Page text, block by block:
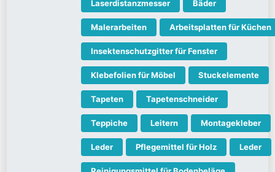
Laserdistanzmesser Bäder
Malerarbeiten Arbeitsplatten für Küchen
Insektenschutzgitter für Fenster
Klebefolien für Möbel Stuckelemente
Tapeten Tapetenschneider
Teppiche Leitern Montagekleber
Leder Pflegemittel für Holz Leder